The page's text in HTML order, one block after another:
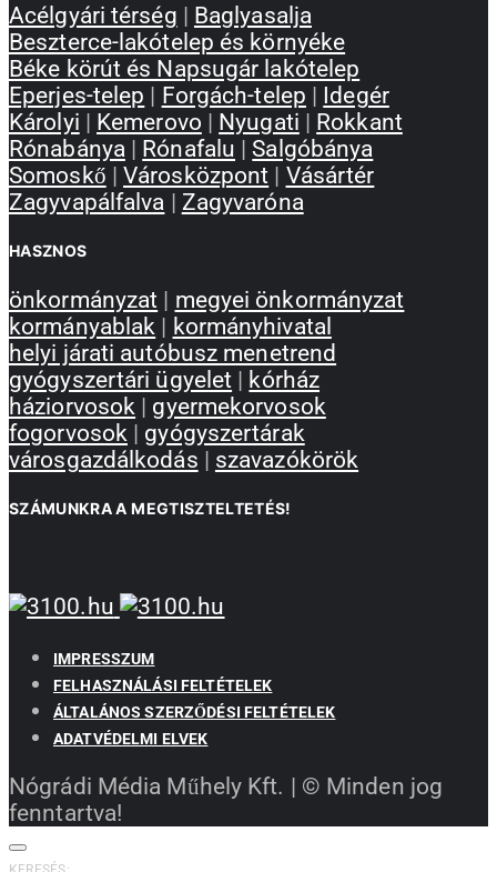
Acélgyári térség | Baglyasalja
Beszterce-lakótelep és környéke
Béke körút és Napsugár lakótelep
Eperjes-telep | Forgách-telep | Idegér
Károlyi | Kemerovo | Nyugati | Rokkant
Rónabánya | Rónafalu |Salgóbánya
Somoskő |Városközpont | Vásártér
Zagyvapálfalva | Zagyvaróna
HASZNOS
önkormányzat | megyei önkormányzat
kormányablak | kormányhivatal
helyi járati autóbusz menetrend
gyógyszertári ügyelet | kórház
háziorvosok | gyermekorvosok
fogorvosok | gyógyszertárak
városgazdálkodás | szavazókörök
SZÁMUNKRA A MEGTISZTELTETÉS!
IMPRESSZUM
FELHASZNÁLÁSI FELTÉTELEK
ÁLTALÁNOS SZERZŐDÉSI FELTÉTELEK
ADATVÉDELMI ELVEK
Nógrádi Média Műhely Kft. | © Minden jog
fenntartva!